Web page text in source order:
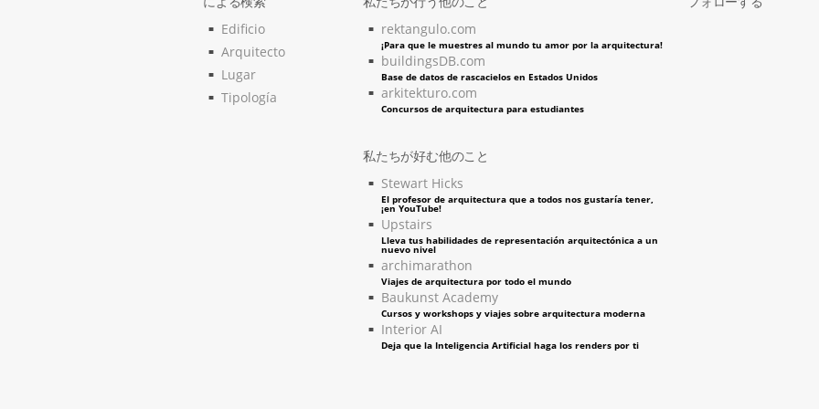
Edificio
Arquitecto
Lugar
Tipología
rektangulo.com
¡Para que le muestres al mundo tu amor por la arquitectura!
buildingsDB.com
Base de datos de rascacielos en Estados Unidos
arkitekturo.com
Concursos de arquitectura para estudiantes
私たちが好む他のこと
Stewart Hicks
El profesor de arquitectura que a todos nos gustaría tener,
¡en YouTube!
Upstairs
Lleva tus habilidades de representación arquitectónica a un
nuevo nivel
archimarathon
Viajes de arquitectura por todo el mundo
Baukunst Academy
Cursos y workshops y viajes sobre arquitectura moderna
Interior AI
Deja que la Inteligencia Artificial haga los renders por ti